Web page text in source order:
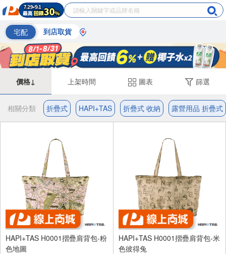
宅配 到店取貨
價格↓ 上架時間 圖表 篩選
相關分類 折疊式 HAPI+TAS 折疊式 收納 露營用品 折疊式
HAPI+TAS H0001摺疊肩背包-粉
色地圖
HAPI+TAS H0001摺疊肩背包-米
色彼得兔